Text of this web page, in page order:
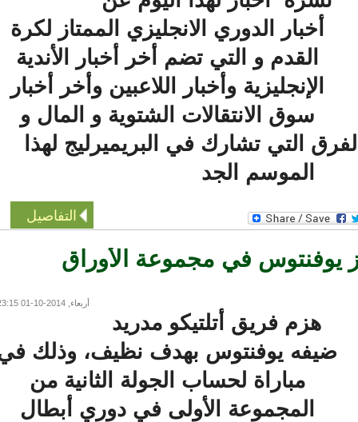
أخبار الدوري الانجليزي الممتاز لكرة
القدم و التي تضم أخر أخبار الأندية
الإنجليزية وأخبار اللاعبين وأخر أخبار
سوق الانتقالات الشتوية و المال و
التي تشارك في البريميرليج لهذا
الموسم الجد
التفاصيل
يوفنتوس في مجموعة الأوراق
أربعاء, 2014-10-01 23:15
هزم فريق أتلتيكو مدريد
ضيفه يوفنتوس بهدف نظيف، وذلك في
مباراة لحساب الجولة الثانية من
المجموعة الأولى في دوري أبطال